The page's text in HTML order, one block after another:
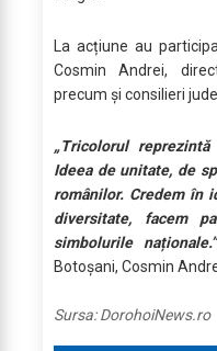
La acțiune au
Cosmin Andrei,
precum și consilieri
„Tricolorul
Ideea de unitate, de
românilor. Credem în
diversitate, facem
simbolurile naționale.”
Botoșani, Cosmin
Sursa:DorohoiNews.ro